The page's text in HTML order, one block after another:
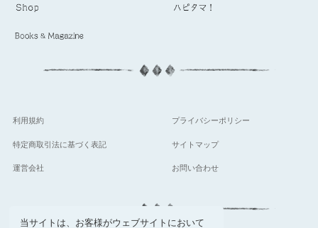
当サイトは、お客様がウェブサイトにおいて
利用規約 プライバシーポリシー
特定商取引法に基づく表記 サイトマップ
運営会社 お問い合わせ